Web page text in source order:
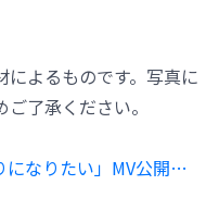
よるものです。写真に
了承ください。
になりたい」MV公開…